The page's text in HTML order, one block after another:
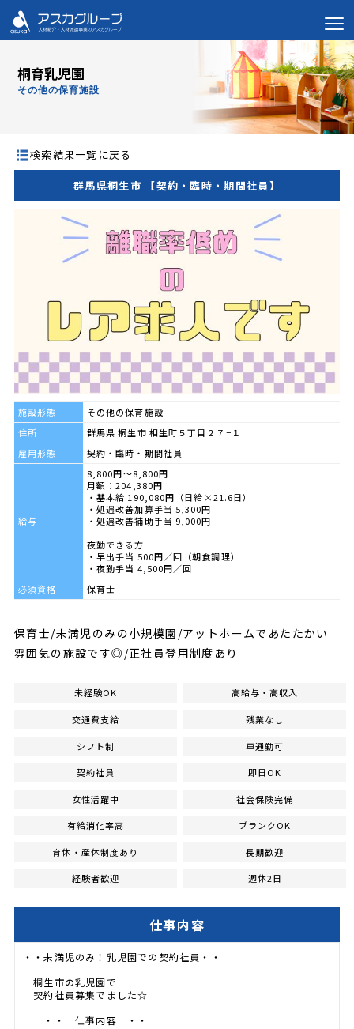
桐育乳児園
その他の保育施設
検索結果一覧に戻る
群馬県桐生市 【契約・臨時・期間社員】
施設形態
その他の保育施設
住所
群馬県 桐生市 相生町５丁目２７−１
雇用形態
契約・臨時・期間社員
給与
8,800円～8,800円
月額：204,380円
・基本給 190,080円（日給×21.6日）
・処遇改善加算手当 5,300円
・処遇改善補助手当 9,000円
夜勤できる方
・早出手当 500円／回（朝食調理）
・夜勤手当 4,500円／回
必須資格
保育士
保育士/未満児のみの小規模園/アットホームであたたかい
雰囲気の施設です◎/正社員登用制度あり
未経験OK 高給与・高収入
交通費支給 残業なし
シフト制 車通勤可
契約社員 即日OK
女性活躍中 社会保険完備
有給消化率高 ブランクOK
育休・産休制度あり 長期歓迎
経験者歓迎 週休2日
仕事内容
・・未満児のみ！乳児園での契約社員・・
桐生市の乳児園で
契約社員募集でました☆
・・ 仕事内容 ・・